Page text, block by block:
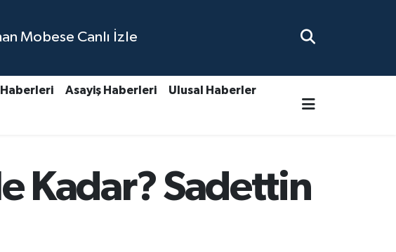
Mobese Canlı İzle
Asayiş Haberleri Ulusal Haberler
Kadar? Sadettin